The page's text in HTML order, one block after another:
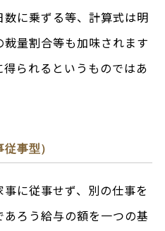
に乗ずる等、計算式は明
量割合等も加味されます
られるというものではあ
事型）
に従事せず、別の仕事を
ろう給与の額を一つの基